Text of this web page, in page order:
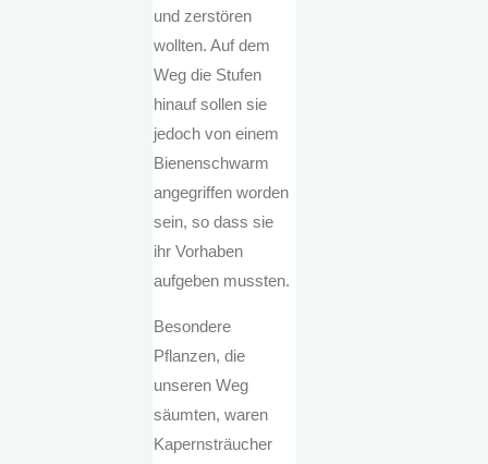
und zerstören
wollten. Auf dem
Weg die Stufen
hinauf sollen sie
jedoch von einem
Bienenschwarm
angegriffen worden
sein, so dass sie
ihr Vorhaben
aufgeben mussten.
Besondere
Pflanzen, die
unseren Weg
säumten, waren
Kapernsträucher